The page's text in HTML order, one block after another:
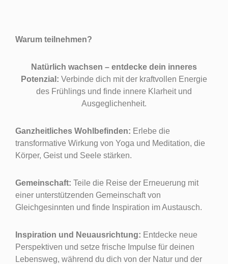
Warum teilnehmen?
Natürlich wachsen – entdecke dein inneres
Potenzial: Verbinde dich mit der kraftvollen Energie
des Frühlings und finde innere Klarheit und
Ausgeglichenheit.
Ganzheitliches Wohlbefinden: Erlebe die
transformative Wirkung von Yoga und Meditation, die
Körper, Geist und Seele stärken.
Gemeinschaft: Teile die Reise der Erneuerung mit
einer unterstützenden Gemeinschaft von
Gleichgesinnten und finde Inspiration im Austausch.
Inspiration und Neuausrichtung: Entdecke neue
Perspektiven und setze frische Impulse für deinen
Lebensweg, während du dich von der Natur und der